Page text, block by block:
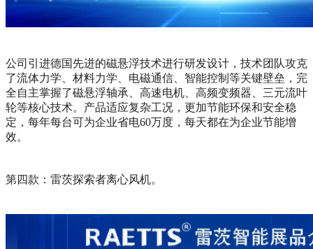
公司引进德国先进的磁悬浮技术进行研发设计，技术团队攻克
了流体力学、材料力学、电磁通信、智能控制等关键壁垒，完
全自主掌握了磁悬浮轴承、高速电机、高频变频器、三元流叶
轮等核心技术。产品适应复杂工况，更加节能环保和安全稳
定，每年每台可为企业省电60万度，每天都在为企业节能增
效。
第四款：雷茨探索者离心风机。